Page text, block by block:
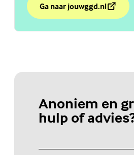
Ga naar jouwggd.nl
over Veranderingen
(Externe link)
Anoniem en
hulp of